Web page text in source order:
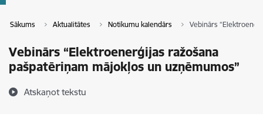
Sākums Aktualitātes Notikumu kalendārs Vebinārs
Vebinārs “Elektroenerģijas ražošana
pašpatēriņam mājokļos un uzņēmumos”
Atskaņot tekstu